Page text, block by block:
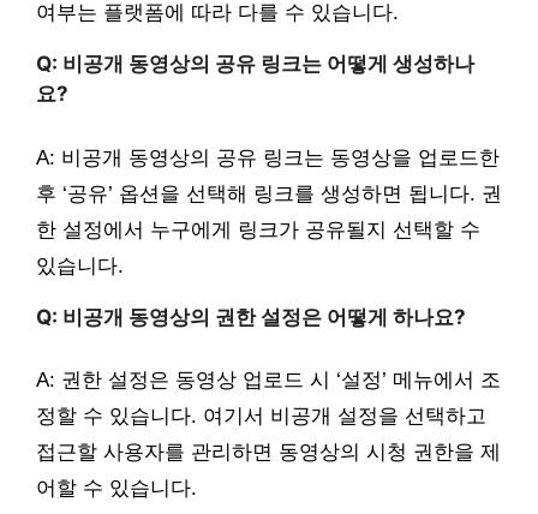
여부는 플랫폼에 따라 다를 수 있습니다.
Q: 비공개 동영상의 공유 링크는 어떻게 생성하나
요?
A: 비공개 동영상의 공유 링크는 동영상을 업로드한
후 ‘공유’ 옵션을 선택해 링크를 생성하면 됩니다. 권
한 설정에서 누구에게 링크가 공유될지 선택할 수
있습니다.
Q: 비공개 동영상의 권한 설정은 어떻게 하나요?
A: 권한 설정은 동영상 업로드 시 ‘설정’ 메뉴에서 조
정할 수 있습니다. 여기서 비공개 설정을 선택하고
접근할 사용자를 관리하면 동영상의 시청 권한을 제
어할 수 있습니다.